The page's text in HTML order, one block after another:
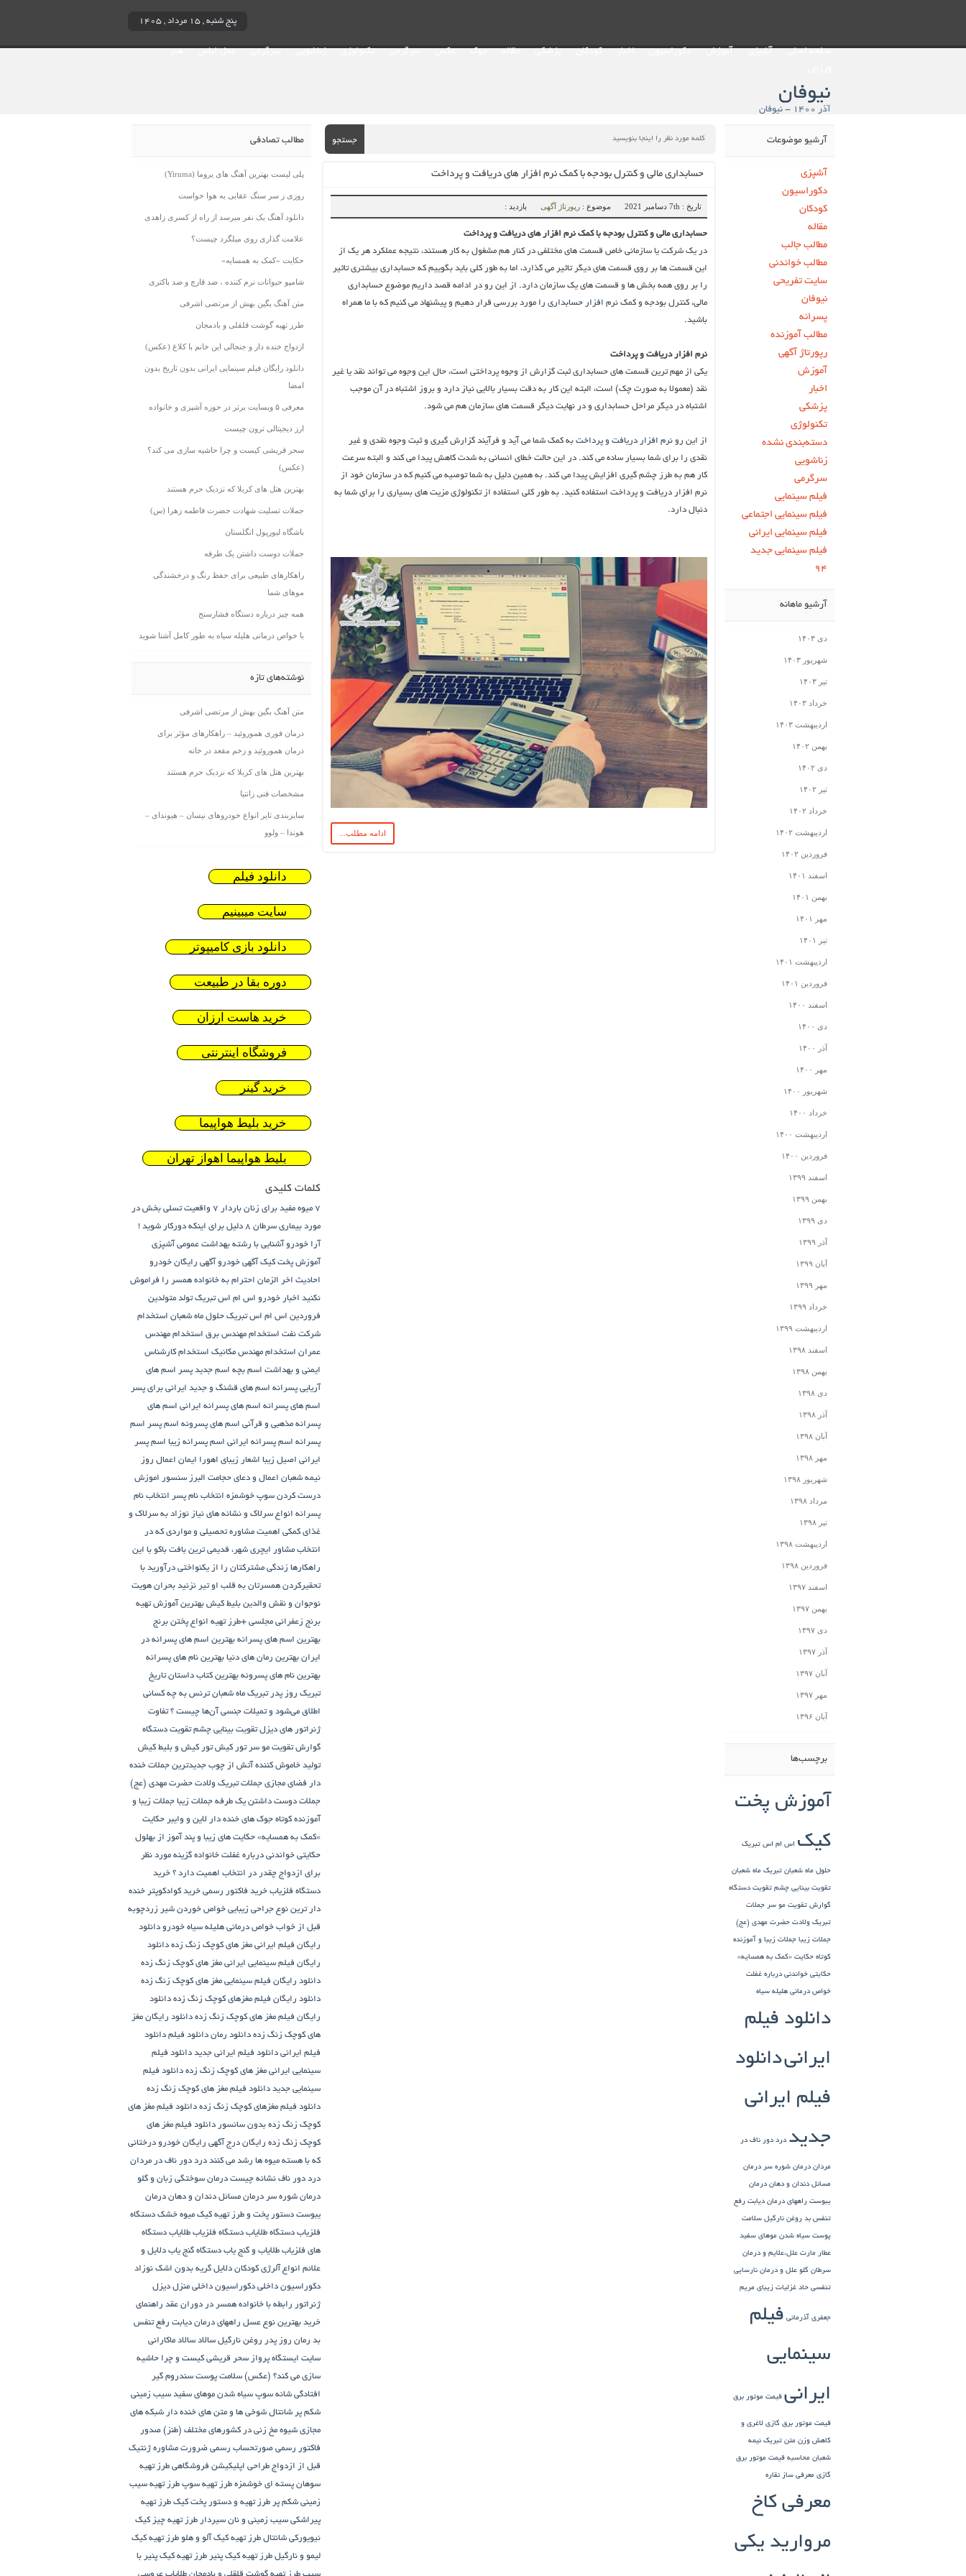
پنج شنبه , ۱۵ مرداد , ۱۴۰۵
نیوفان
آذر ۱۴۰۰ - نیوفان
جستجو
حسابداری مالی و کنترل بودجه با کمک نرم افزار های دریافت و پرداخت
تاریخ : 7th دسامبر 2021 موضوع : رپورتاژ آگهی بازدید :
حسابداری مالی و کنترل بودجه با کمک نرم افزار های دریافت و پرداخت
در یک شرکت یا سازمانی خاص قسمت های مختلفی در کنار هم مشغول به کار هستند، نتیجه عملکرد هر یک از
این قسمت ها بر روی قسمت های دیگر تاثیر می گذارد، اما به طور کلی باید بگوییم که حسابداری بیشتری تاثیر
را بر روی همه بخش ها و قسمت های یک سازمان دارد. از این رو در ادامه قصد داریم موضوع حسابداری
مالی، کنترل بودجه و کمک نرم افزار حسابداری را مورد بررسی قرار دهیم و پیشنهاد می کنیم که با ما همراه
باشید.
نرم افزار دریافت و پرداخت
یکی از مهم ترین قسمت های حسابداری ثبت گزارش از وجوه پرداختی است، حال این وجوه می تواند نقد یا غیر
نقد (معمولا به صورت چک) است، البته این کار به دقت بسیار بالایی نیاز دارد و بروز اشتباه در آن موجب
اشتباه در دیگر مراحل حسابداری و در نهایت دیگر قسمت های سازمان هم می شود.
از این رو نرم افزار دریافت و پرداخت به کمک شما می آید و فرآیند گزارش گیری و ثبت وجوه نقدی و غیر
نقدی را برای شما بسیار ساده می کند. در این حالت خطای انسانی به شدت کاهش پیدا می کند و البته سرعت
کار هم به طرز چشم گیری افزایش پیدا می کند. به همین دلیل به شما توصیه می کنیم که در سازمان خود از
نرم افزار دریافت و پرداخت استفاده کنید. به طور کلی استفاده از تکنولوژی مزیت های بسیاری را برای شما به
دنبال دارد.
ادامه مطلب...
آرشیو موضوعات
آشپزی
دکوراسیون
کودکان
مقاله
مطالب جالب
مطالب خواندنی
سایت تفریحی
نیوفان
پسرانه
مطالب آموزنده
رپورتاژ آگهی
آموزش
اخبار
پزشکی
تکنولوژی
دسته‌بندی نشده
زناشویی
سرگرمی
فیلم سینمایی
فیلم سینمایی اجتماعی
فیلم سینمایی ایرانی
فیلم سینمایی جدید
۹۴
آرشیو ماهانه
دی ۱۴۰۳
شهریور ۱۴۰۳
تیر ۱۴۰۳
خرداد ۱۴۰۳
اردیبهشت ۱۴۰۳
بهمن ۱۴۰۲
دی ۱۴۰۲
تیر ۱۴۰۲
خرداد ۱۴۰۲
اردیبهشت ۱۴۰۲
فروردین ۱۴۰۲
اسفند ۱۴۰۱
بهمن ۱۴۰۱
مهر ۱۴۰۱
تیر ۱۴۰۱
اردیبهشت ۱۴۰۱
فروردین ۱۴۰۱
اسفند ۱۴۰۰
دی ۱۴۰۰
آذر ۱۴۰۰
مهر ۱۴۰۰
شهریور ۱۴۰۰
خرداد ۱۴۰۰
اردیبهشت ۱۴۰۰
فروردین ۱۴۰۰
اسفند ۱۳۹۹
بهمن ۱۳۹۹
دی ۱۳۹۹
آذر ۱۳۹۹
آبان ۱۳۹۹
مهر ۱۳۹۹
خرداد ۱۳۹۹
اردیبهشت ۱۳۹۹
اسفند ۱۳۹۸
بهمن ۱۳۹۸
دی ۱۳۹۸
آذر ۱۳۹۸
آبان ۱۳۹۸
مهر ۱۳۹۸
شهریور ۱۳۹۸
مرداد ۱۳۹۸
تیر ۱۳۹۸
اردیبهشت ۱۳۹۸
فروردین ۱۳۹۸
اسفند ۱۳۹۷
بهمن ۱۳۹۷
دی ۱۳۹۷
آذر ۱۳۹۷
آبان ۱۳۹۷
مهر ۱۳۹۷
آبان ۱۳۹۶
برچسب‌ها
آموزش پخت
کیک اس ام اس تبریک
حلول ماه شعبان تبریک ماه شعبان
تقویت بینایی چشم تقویت دستگاه
گوارش تقویت مو سر جملات
تبریک ولادت حضرت مهدی (عج)
جملات زیبا جملات زیبا و آموزنده
کوتاه حکایت «کمک به همسایه»
حکایتی خواندنی درباره غفلت
خواص درمانی هلیله سیاه
دانلود فیلم
ایرانیدانلود
فیلم ایرانی
جدید درد دور ناف در
مردان درمان شوره سر درمان
مسائل دندان و دهان درمان
یبوست راههای درمان دیابت رفع
تنفس بد روغن نارگیل سلامت
پوست سیاه شدن موهای سفید
عطار مارت علل،علایم و درمان
سرطان گلو علل و درمان نارسایی
تنفسی حاد غزلیات زیبای مریم
جعفری آذرمانی فیلم
سینمایی
ایرانی قیمت موتور برق
قیمت موتور برق گازی لاغری و
کاهش وزن متن تبریک نیمه
شعبان محاسبه قیمت موتور برق
گازی معرفی ساز نقاره
معرفی کاخ
مروارید یکی
مطالب تصادفی
پلی لیست بهترین آهنگ های یروما (Yiruma)
روزی ز سر سنگ عقابی به هوا خواست
دانلود آهنگ یک نفر میرسد از راه از کسری زاهدی
علامت گذاری روی میلگرد چیست؟
حکایت «کمک به همسایه»
شامپو حیوانات نرم کننده ، ضد قارچ و ضد باکتری
متن آهنگ بگین بهش از مرتضی اشرفی
طرز تهیه گوشت قلقلی و بادمجان
ازدواج خنده دار و جنجالی این خانم با کلاغ (عکس)
دانلود رایگان فیلم سینمایی ایرانی بدون تاریخ بدون
امضا
معرفی ۵ وبسایت برتر در حوزه آشپزی و خانواده
ارز دیجیتالی ترون چیست
سحر قریشی کیست و چرا حاشیه سازی می کند؟
(عکس)
بهترین هتل های کربلا که نزدیک حرم هستند
جملات تسلیت شهادت حضرت فاطمه زهرا (س)
باشگاه لیورپول انگلستان
جملات دوست داشتن یک طرفه
راهکارهای طبیعی برای حفظ رنگ و درخشندگی
موهای شما
همه چیز درباره دستگاه فشارسنج
با خواص درمانی هلیله سیاه به طور کامل آشنا شوید
نوشته‌های تازه
متن آهنگ بگین بهش از مرتضی اشرفی
درمان فوری هموروئید – راهکارهای مؤثر برای
درمان هموروئید و زخم مقعد در خانه
بهترین هتل های کربلا که نزدیک حرم هستند
مشخصات فنی زانتیا
سایزبندی تایر انواع خودروهای نیسان – هیوندای –
هوندا – ولوو
دانلود فیلم
سایت میبینیم
دانلود بازی کامیپوتر
دوره بقا در طبیعت
خرید هاست ارزان
فروشگاه اینترنتی
خرید گینر
خرید بلیط هواپیما
بلیط هواپیما اهواز تهران
کلمات کلیدی
7 میوه مفید برای زنان باردار
7 واقعیت تسلی بخش در
مورد بیماری سرطان 8 دلیل برای اینکه دورکار شوید !
آرا خودرو آشنایی با رشته بهداشت عمومی آشپزی
آموزش پخت کیک آگهی خودرو آگهی رایگان خودرو
احادیث اخر الزمان احترام به خانواده همسر را فراموش
نکنید اخبار خودرو اس ام اس تبریک تولد متولدین
فروردین اس ام اس تبریک حلول ماه شعبان استخدام
شرکت نفت استخدام مهندس برق استخدام مهندس
عمران استخدام مهندس مکانیک استخدام کارشناس
ایمنی و بهداشت اسم بچه اسم جدید پسر اسم های
آریایی پسرانه اسم های قشنگ و جدید ایرانی برای پسر
اسم های پسرانه اسم های پسرانه ایرانی اسم های
پسرانه مذهبی و قرآنی اسم های پسرونه اسم پسر اسم
پسرانه اسم پسرانه ایرانی اسم پسرانه زیبا اسم پسر
ایرانی اصیل زیبا اشعار زیبای اهورا ایمان اعمال روز
نیمه شعبان اعمال و دعای حجامت البرز سنسور اموزش
درست کردن سوپ خوشمزه انتخاب نام پسر انتخاب نام
پسرانه انواع سرلاک و نشانه های نیاز نوزاد به سرلاک و
غذای کمکی اهمیت مشاوره تحصیلی و مواردی که در
انتخاب مشاور ایچری شهر، قدیمی ترین بافت باکو با این
راهکارها زندگی مشترکتان را از یکنواختی درآورید با
تحقیرکردن همسرتان به قلب او تیر نزنید بحران هویت
نوجوان و نقش والدین بلیط کیش بهترین آموزش تهیه
برنج زعفرانی مجلسی +طرز تهیه انواع پختن برنج
بهترین اسم های پسرانه بهترین اسم های پسرانه در
ایران بهترین رمان های دنیا بهترین نام های پسرانه
بهترین نام های پسرونه بهترین کتاب داستان تاریخ
تبریک روز پدر تبریک ماه شعبان ترنس به چه کسانی
اطلاق می‌شود و تمیلات جنسی آن‌ها چیست ؟ تفاوت
ژنراتور های دیزل تقویت بینایی چشم تقویت دستگاه
گوارش تقویت مو سر تور کیش تور کیش و بلیط کیش
تولید خاموش کننده آتش از چوب جدیدترین جملات خنده
دار فضای مجازی جملات تبریک ولادت حضرت مهدی (عج)
جملات دوست داشتن یک طرفه جملات زیبا جملات زیبا و
آموزنده کوتاه جوک های خنده دار لاین و وایبر حکایت
«کمک به همسایه» حکایت های زیبا و پند آموز از بهلول
حکایتی خواندنی درباره غفلت خانواده گزینه مورد نظر
برای ازدواج چقدر در انتخاب اهمیت دارد ؟ خرید
دستگاه فلزیاب خرید فاکتور رسمی خرید کوادکوپتر خنده
دار ترین نوع جراحی زیبایی خواص خوردن شیر زردچوبه
قبل از خواب خواص درمانی هلیله سیاه خودرو دانلود
رایگان فیلم ایرانی مغز های کوچک زنگ زده دانلود
رایگان فیلم سینمایی ایرانی مغز های کوچک زنگ زده
دانلود رایگان فیلم سینمایی مغز های کوچک زنگ زده
دانلود رایگان فیلم مغزهای کوچک زنگ زده دانلود
رایگان فیلم مغز های کوچک زنگ زده دانلود رایگان مغز
های کوچک زنگ زده دانلود رمان دانلود فیلم دانلود
فیلم ایرانی دانلود فیلم ایرانی جدید دانلود فیلم
سینمایی ایرانی مغز های کوچک زنگ زده دانلود فیلم
سینمایی جدید دانلود فیلم مغز های کوچک زنگ زده
دانلود فیلم مغزهای کوچک زنگ زده دانلود فیلم مغز های
کوچک زنگ زده بدون سانسور دانلود فیلم مغز های
کوچک زنگ زده رایگان درج آگهی رایگان خودرو درختانی
که با هسته میوه ها رشد می کنند درد دور ناف در مردان
درد دور ناف نشانه چیست درمان سوختگی زبان و گلو
درمان شوره سر درمان مسائل دندان و دهان درمان
یبوست دستور پخت و طرز تهیه کیک میوه خشک دستگاه
فلزیاب دستگاه‌ طلایاب دستگاه‌ فلزیاب طلایاب دستگاه‌
های فلزیاب طلایاب و گنج‌ یاب دستگاه‌ گنج‌ یاب دلایل و
علائم انواع آلرژی کودکان دلایل گریه بدون اشک نوزاد
دکوراسیون داخلی دکوراسیون داخلی منزل دیزل
ژنراتور رابطه با خانواده همسر در دوران عقد راهنمای
خرید بهترین نوع عسل راههای درمان دیابت رفع تنفس
بد رمان روز پدر روغن نارگیل سالاد سالاد ماکارانی
سایت ایستگاه پرواز سحر قریشی کیست و چرا حاشیه
سازی می کند؟ (عکس) سلامت پوست سندروم گیر
افتادگی شانه سوپ سیاه شدن موهای سفید سیب زمینی
شکم پر شانتال شوخی ها و متن های خنده دار شبکه های
مجازی شیوه مخ زنی در کشورهای مختلف (طنز) صدور
فاکتور رسمی صورتحساب رسمی ضرورت مشاوره ژنتیک
قبل از ازدواج طراحی اپلیکیشن فروشگاهی طرز تهیه
سوهان پسته ای خوشمزه طرز تهیه سوپ طرز تهیه سیب
زمینی شکم پر طرز تهیه و دستور پخت کیک طرز تهیه
پیراشكی سيب زمينی و نان سیردار طرز تهیه چیز کیک
نیویورکی شانتال طرز تهیه کیک آلو و هلو طرز تهیه کیک
لیمو و نارگیل طرز تهیه کیک پنیر طرز تهیه کیک پنیر با